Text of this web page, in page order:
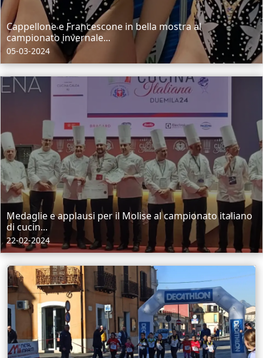
Cappellone e Francescone in bella mostra al
campionato invernale...
05-03-2024
Medaglie e applausi per il Molise al campionato italiano
di cucin...
22-02-2024